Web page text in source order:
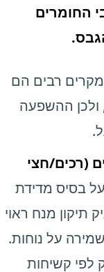
החומרים
רבים הם
ולכן ההשפעה
(רכים/חצי
בסיס מדידת
תיקון מנח ראוי
על נוחות.
לפי קשיחות